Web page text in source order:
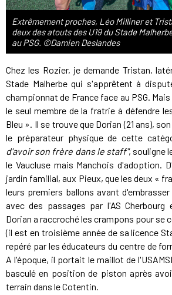
Extrêmement proches, Léo Milliner et
deux des atouts des U19 du Stade
au PSG. ©Damien Deslandes
Chez les Rozier, je demande Tristan,
Stade Malherbe qui s'apprêtent à
championnat de France face au PSG.
le seul membre de la fratrie à défendre
Bleu ». Il se trouve que Dorian (21 ans),
le préparateur physique de cette
d'avoir son frère dans le staff", souligne
le Vaucluse mais Manchois d'adoption.
jardin familial, aux Pieux, que les deux «
leurs premiers ballons avant
avec des passages par l'AS Cherbourg
Dorian a raccroché les crampons pour se
(il est en troisième année de sa licence
repéré par les éducateurs du centre de
A l'époque, il portait le maillot de
basculé en position de piston après
terrain dans le Cotentin.